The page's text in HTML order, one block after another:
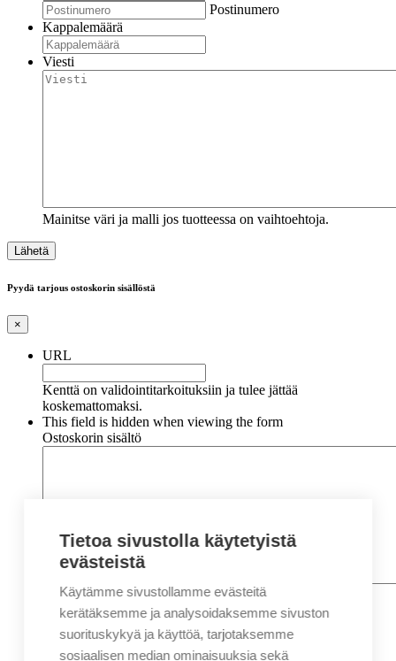
Postinumero
Kappalemäärä
Viesti
Mainitse väri ja malli jos tuotteessa on vaihtoehtoja.
Pyydä tarjous ostoskorin sisällöstä
×
URL
Kenttä on validointitarkoituksiin ja tulee jättää
koskemattomaksi.
This field is hidden when viewing the form
Ostoskorin sisältö
Nimi*
Etunimi
Sukunimi
Tietoa sivustolla käytetyistä
evästeistä
Käytämme sivustollamme evästeitä
kerätäksemme ja analysoidaksemme sivuston
suorituskykyä ja käyttöä, tarjotaksemme
sosiaalisen median ominaisuuksia sekä